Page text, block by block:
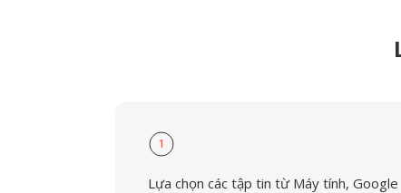
1
Lựa chọn các tập tin từ Máy tính, Google